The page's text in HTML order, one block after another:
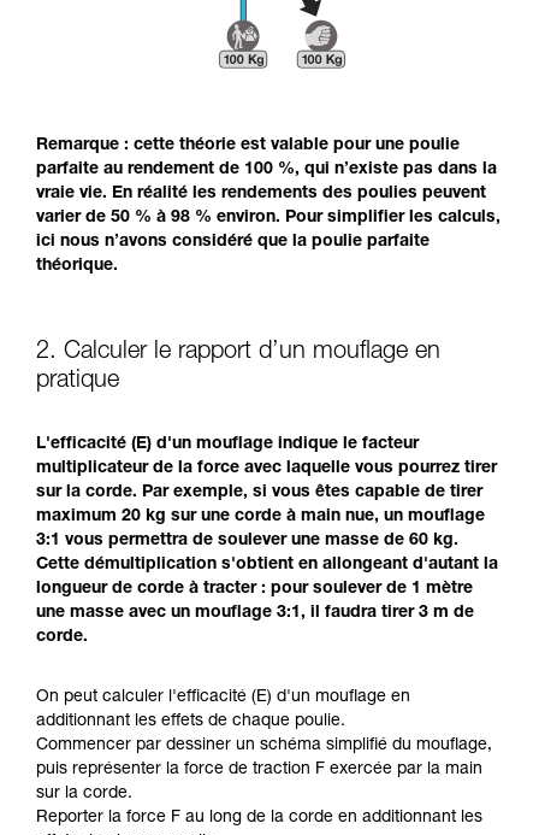
Remarque : cette théorie est valable pour une poulie
parfaite au rendement de 100 %, qui n’existe pas dans la
vraie vie. En réalité les rendements des poulies peuvent
varier de 50 % à 98 % environ. Pour simplifier les calculs,
ici nous n’avons considéré que la poulie parfaite
théorique.
2. Calculer le rapport d’un mouflage en
pratique
L'efficacité (E) d'un mouflage indique le facteur
multiplicateur de la force avec laquelle vous pourrez tirer
sur la corde. Par exemple, si vous êtes capable de tirer
maximum 20 kg sur une corde à main nue, un mouflage
3:1 vous permettra de soulever une masse de 60 kg.
Cette démultiplication s'obtient en allongeant d'autant la
longueur de corde à tracter : pour soulever de 1 mètre
une masse avec un mouflage 3:1, il faudra tirer 3 m de
corde.
On peut calculer l'efficacité (E) d'un mouflage en
additionnant les effets de chaque poulie.
Commencer par dessiner un schéma simplifié du mouflage,
puis représenter la force de traction F exercée par la main
sur la corde.
Reporter la force F au long de la corde en additionnant les